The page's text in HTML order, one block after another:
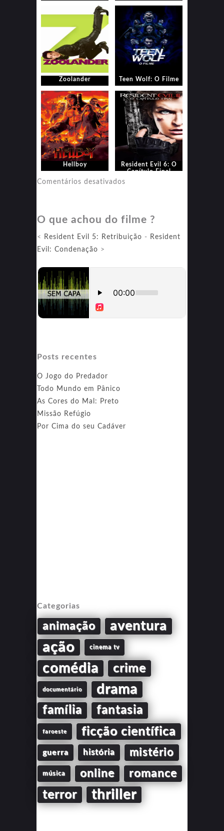
Zoolander Teen Wolf: O Filme
Hellboy
Resident Evil 6: O
Capítulo Final
Comentários desativados
6:
O que achou do filme ?
< Resident Evil 5: Retribuição - Resident
Evil: Condenação >
Posts recentes
O Jogo do Predador
Todo Mundo em Pânico
As Cores do Mal: Preto
Missão Refúgio
Por Cima do seu Cadáver
Categorias
animação aventura
ação cinema tv
comédia crime
documentário drama
família fantasia
faroeste ficção científica
guerra história mistério
música online romance
terror thriller